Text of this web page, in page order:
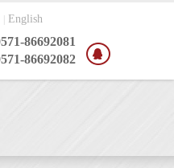
English
86692081
86692082